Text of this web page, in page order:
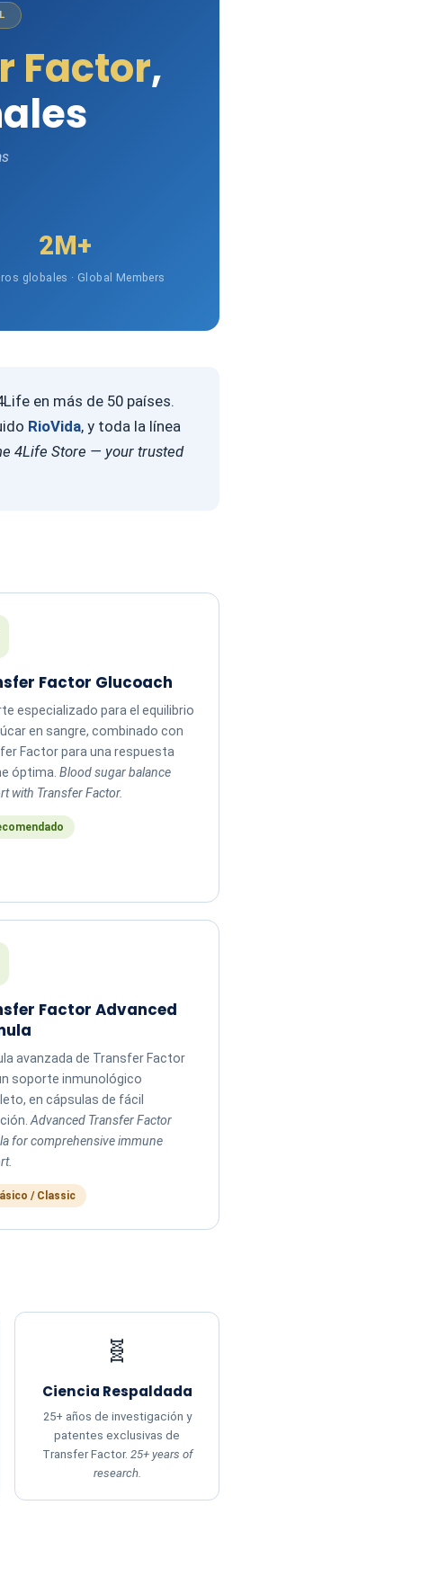
Factor,
2M+
globales · Global Members
en más de 50 países.
RioVida, y toda la línea
4Life Store — your trusted
Factor Glucoach
especializado para el equilibrio
en sangre, combinado con
Factor para una respuesta
óptima. Blood sugar balance
with Transfer Factor.
Factor Advanced
avanzada de Transfer Factor
soporte inmunológico
en cápsulas de fácil
Advanced Transfer Factor
for comprehensive immune
/ Classic
🧬
Ciencia Respaldada
25+ años de investigación y
patentes exclusivas de
Transfer Factor. 25+ years of
research.